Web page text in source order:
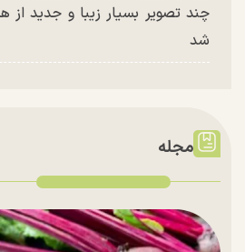
چند تصویر بسیار زیبا و جدید از
شد
مجله